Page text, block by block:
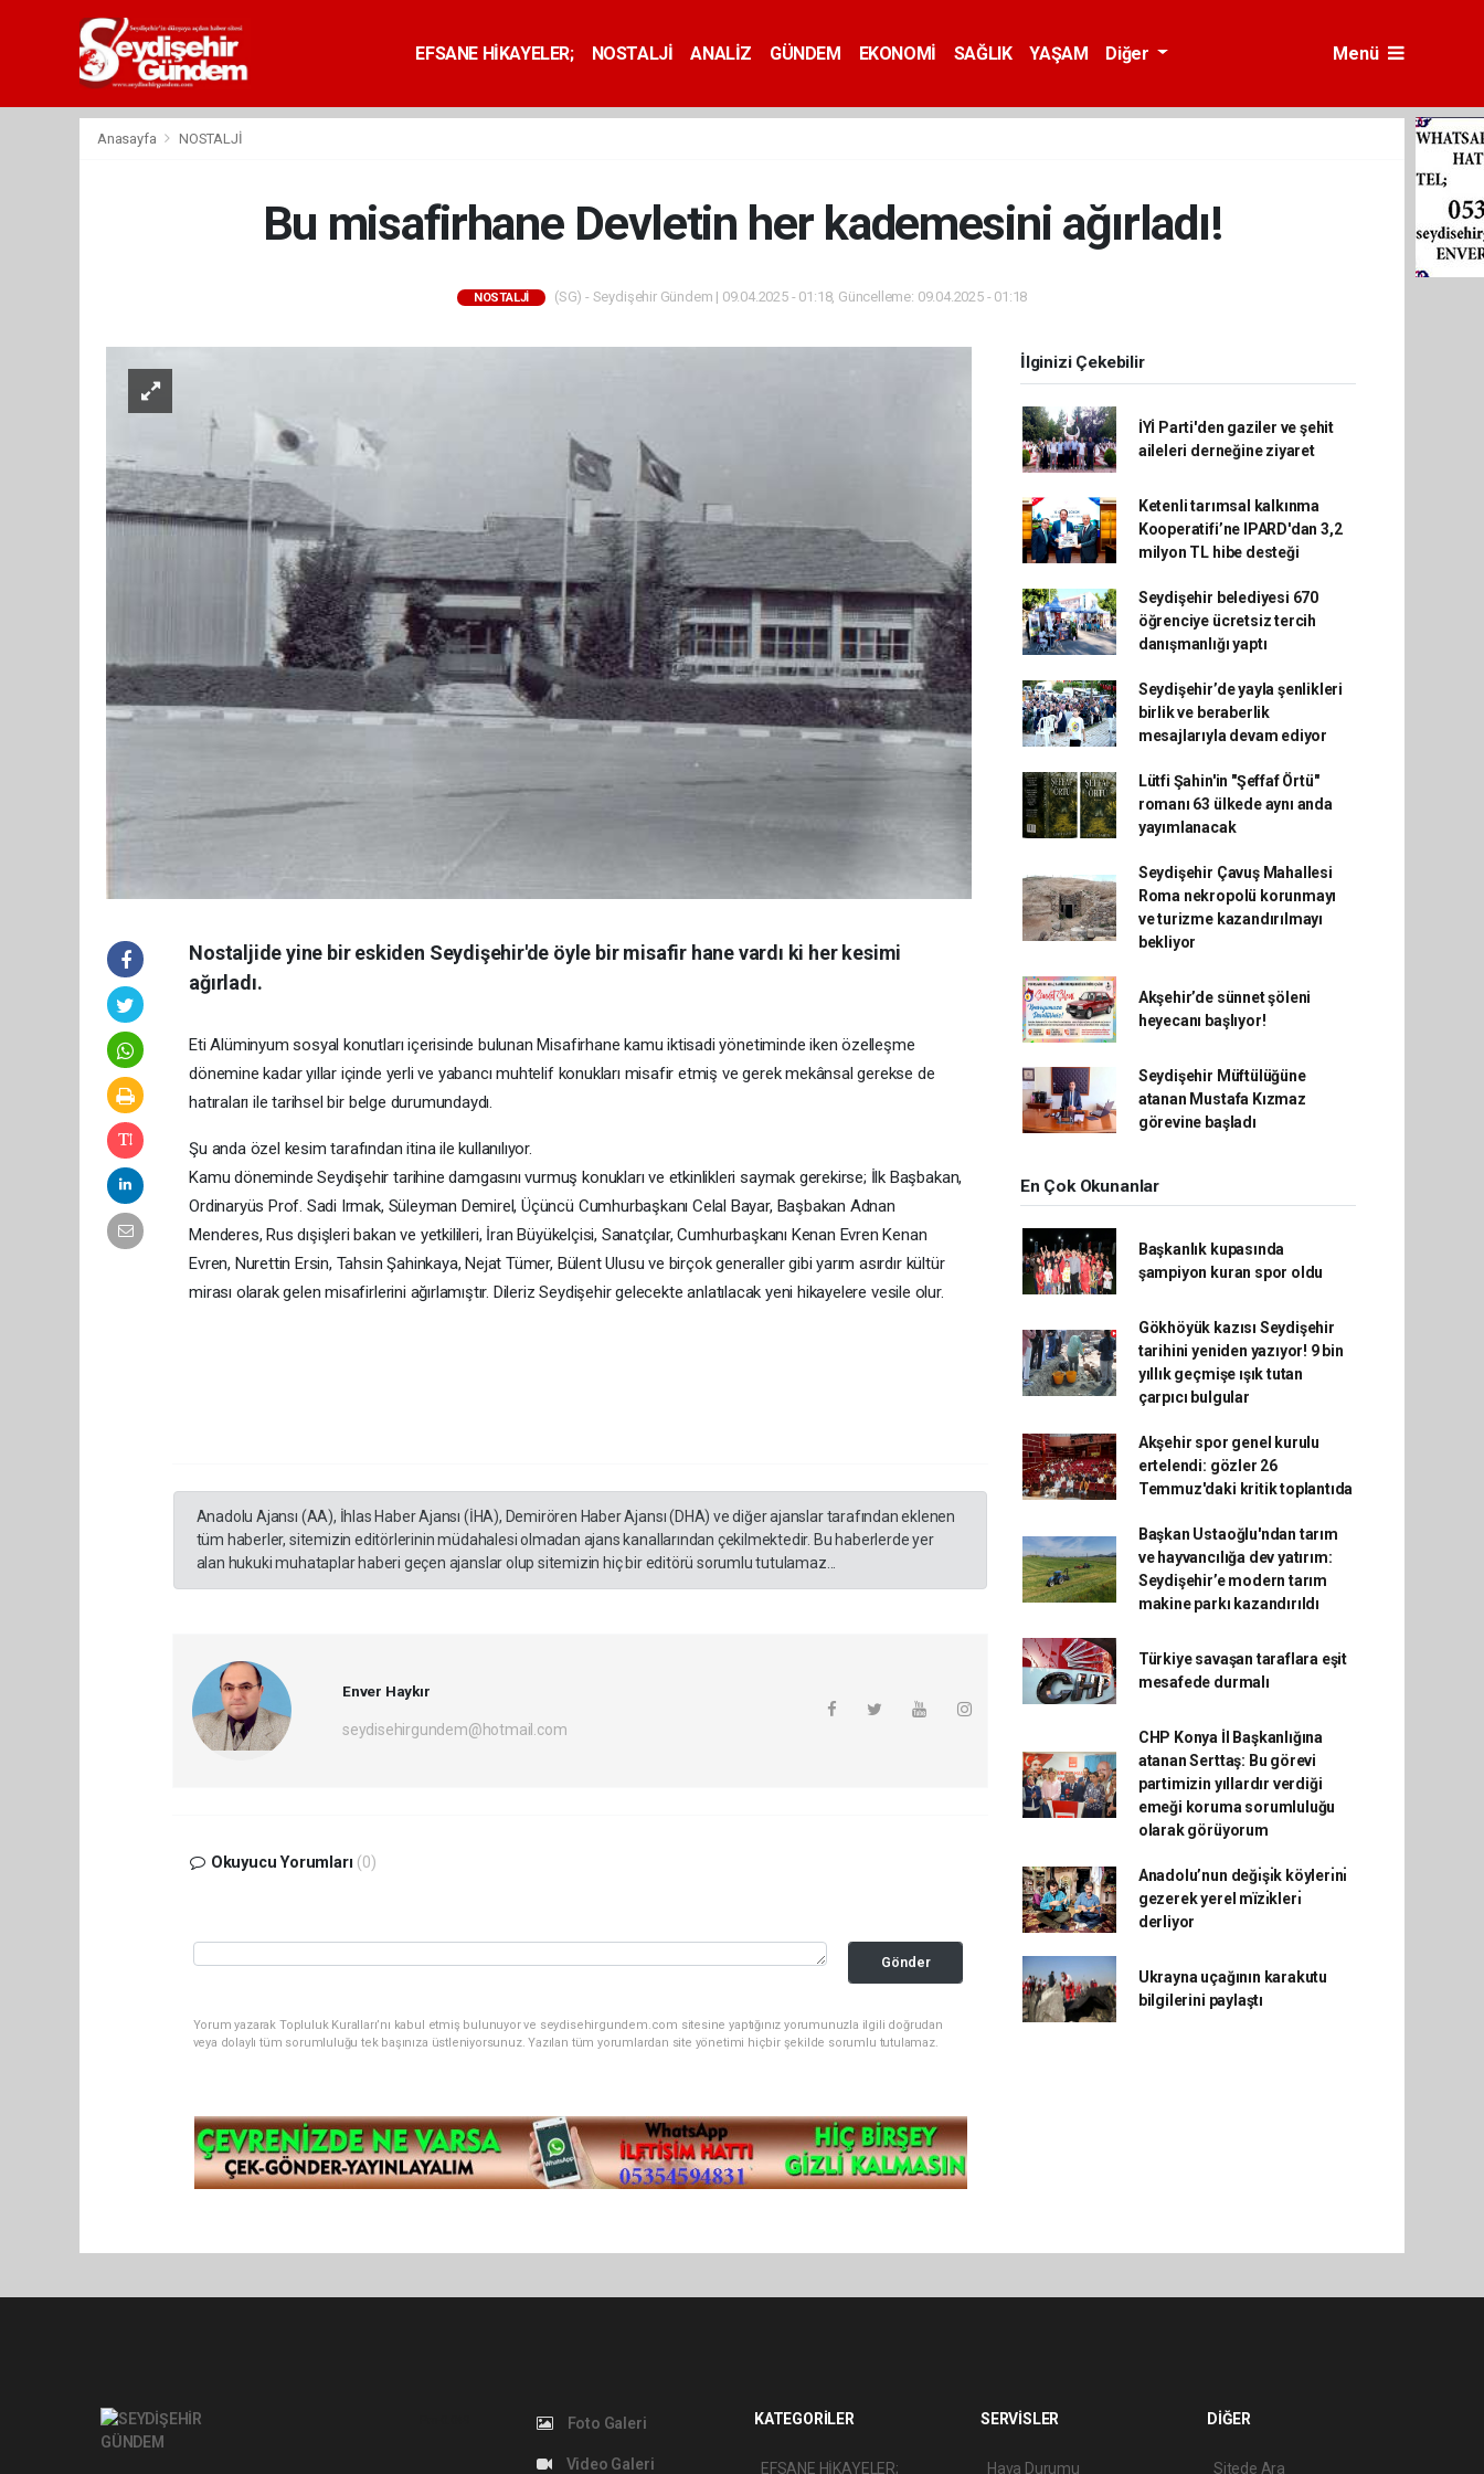
EFSANE HİKAYELER; NOSTALJİ ANALİZ GÜNDEM EKONOMİ SAĞLIK YAŞAM Diğer Menü
Anasayfa NOSTALJİ
Bu misafirhane Devletin her kademesini ağırladı!
NOSTALJİ (SG) - Seydişehir Gündem | 09.04.2025 - 01:18, Güncelleme: 09.04.2025 - 01:18
Nostaljide yine bir eskiden Seydişehir'de öyle bir misafir hane vardı ki her kesimi
ağırladı.
Eti Alüminyum sosyal konutları içerisinde bulunan Misafirhane kamu iktisadi yönetiminde iken özelleşme
dönemine kadar yıllar içinde yerli ve yabancı muhtelif konukları misafir etmiş ve gerek mekânsal gerekse de
hatıraları ile tarihsel bir belge durumundaydı.
Şu anda özel kesim tarafından itina ile kullanılıyor.
Kamu döneminde Seydişehir tarihine damgasını vurmuş konukları ve etkinlikleri saymak gerekirse; İlk Başbakan,
Ordinaryüs Prof. Sadi Irmak, Süleyman Demirel, Üçüncü Cumhurbaşkanı Celal Bayar, Başbakan Adnan
Menderes, Rus dışişleri bakan ve yetkilileri, İran Büyükelçisi, Sanatçılar, Cumhurbaşkanı Kenan Evren Kenan
Evren, Nurettin Ersin, Tahsin Şahinkaya, Nejat Tümer, Bülent Ulusu ve birçok generaller gibi yarım asırdır kültür
mirası olarak gelen misafirlerini ağırlamıştır. Dileriz Seydişehir gelecekte anlatılacak yeni hikayelere vesile olur.
Anadolu Ajansı (AA), İhlas Haber Ajansı (İHA), Demirören Haber Ajansı (DHA) ve diğer ajanslar tarafından eklenen
tüm haberler, sitemizin editörlerinin müdahalesi olmadan ajans kanallarından çekilmektedir. Bu haberlerde yer
alan hukuki muhataplar haberi geçen ajanslar olup sitemizin hiç bir editörü sorumlu tutulamaz...
Enver Haykır
seydisehirgundem@hotmail.com
Okuyucu Yorumları (0)
Gönder
Yorum yazarak Topluluk Kuralları’nı kabul etmiş bulunuyor ve seydisehirgundem.com sitesine yaptığınız yorumunuzla ilgili doğrudan
veya dolaylı tüm sorumluluğu tek başınıza üstleniyorsunuz. Yazılan tüm yorumlardan site yönetimi hiçbir şekilde sorumlu tutulamaz.
İlginizi Çekebilir
İYİ Parti'den gaziler ve şehit
aileleri derneğine ziyaret
Ketenli tarımsal kalkınma
Kooperatifi’ne IPARD'dan 3,2
milyon TL hibe desteği
Seydişehir belediyesi 670
öğrenciye ücretsiz tercih
danışmanlığı yaptı
Seydişehir’de yayla şenlikleri
birlik ve beraberlik
mesajlarıyla devam ediyor
Lütfi Şahin'in "Şeffaf Örtü"
romanı 63 ülkede aynı anda
yayımlanacak
Seydişehir Çavuş Mahallesi
Roma nekropolü korunmayı
ve turizme kazandırılmayı
bekliyor
Akşehir’de sünnet şöleni
heyecanı başlıyor!
Seydişehir Müftülüğüne
atanan Mustafa Kızmaz
görevine başladı
En Çok Okunanlar
Başkanlık kupasında
şampiyon kuran spor oldu
Gökhöyük kazısı Seydişehir
tarihini yeniden yazıyor! 9 bin
yıllık geçmişe ışık tutan
çarpıcı bulgular
Akşehir spor genel kurulu
ertelendi: gözler 26
Temmuz'daki kritik toplantıda
Başkan Ustaoğlu'ndan tarım
ve hayvancılığa dev yatırım:
Seydişehir’e modern tarım
makine parkı kazandırıldı
Türkiye savaşan taraflara eşit
mesafede durmalı
CHP Konya İl Başkanlığına
atanan Serttaş: Bu görevi
partimizin yıllardır verdiği
emeği koruma sorumluluğu
olarak görüyorum
Anadolu’nun değı̇şı̇k köylerı̇nı̇
gezerek yerel mïzı̇klerı̇
derliyor
Ukrayna uçağının karakutu
bilgilerini paylaştı
Foto Galeri
Video Galeri
KATEGORİLER
EFSANE HİKAYELER;
SERVİSLER
Hava Durumu
DİĞER
Sitede Ara